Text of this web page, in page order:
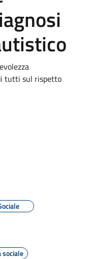
tutti sul rispetto
sociale